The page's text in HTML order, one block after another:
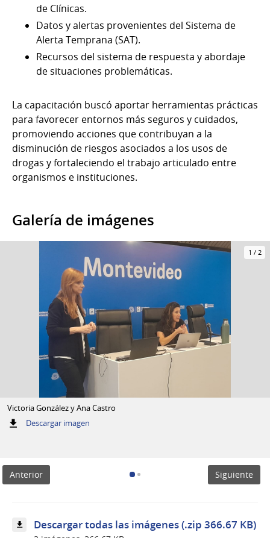
de Clínicas.
Datos y alertas provenientes del Sistema de
Alerta Temprana (SAT).
Recursos del sistema de respuesta y abordaje
de situaciones problemáticas.
La capacitación buscó aportar herramientas prácticas
para favorecer entornos más seguros y cuidados,
promoviendo acciones que contribuyan a la
disminución de riesgos asociados a los usos de
drogas y fortaleciendo el trabajo articulado entre
organismos e instituciones.
Galería de imágenes
1 / 2
Victoria González y Ana Castro
Descargar imagen:
Anterior Siguiente
Descargar todas las imágenes (.zip 366.67 KB)